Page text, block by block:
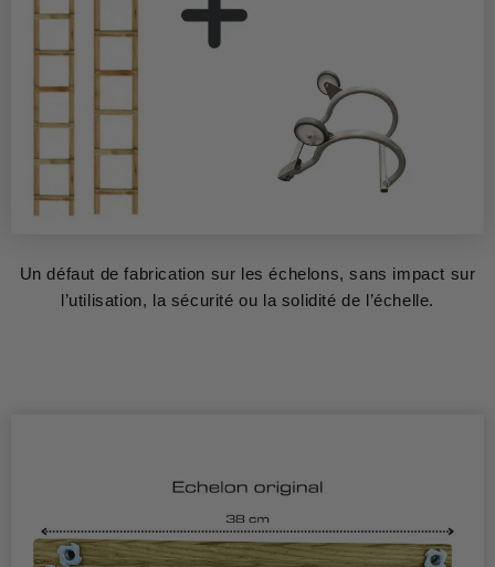
Un défaut de fabrication sur les échelons, sans impact sur
l’utilisation, la sécurité ou la solidité de l’échelle.